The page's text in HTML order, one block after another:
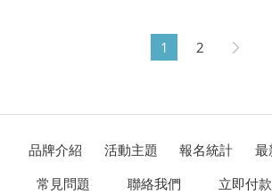
1 2
品牌介紹 活動主題 報名統計 最
常見問題
聯絡我們 立即付款